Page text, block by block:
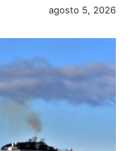
agosto 5, 2026